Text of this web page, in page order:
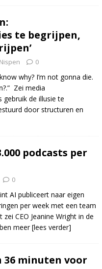
te begrijpen,
0
why? I’m not gonna die.
Zei media
de illusie te
door structuren en
podcasts per
0
AI publiceert naar eigen
per week met een team
CEO Jeanine Wright in de
meer[lees verder]
36 minuten voor